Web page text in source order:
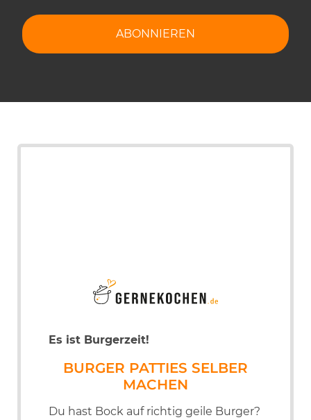
Es ist Burgerzeit!
BURGER PATTIES SELBER
MACHEN
Du hast Bock auf richtig geile Burger?